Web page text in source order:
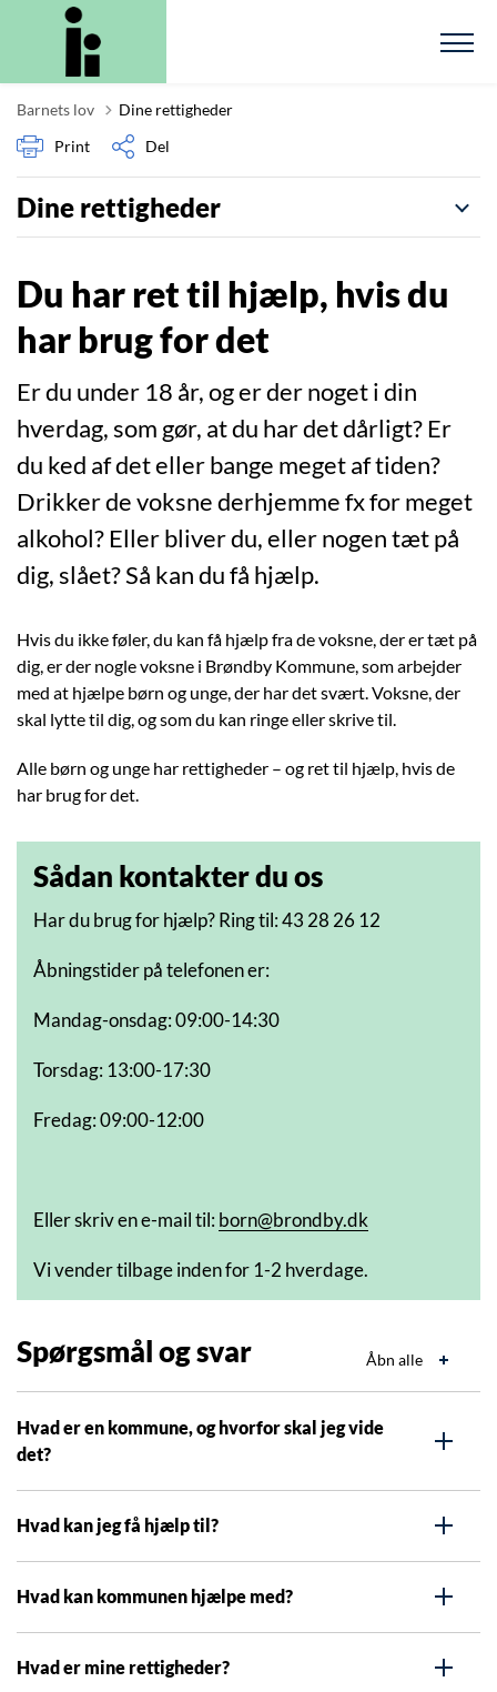
Barnets lov
Dine rettigheder
Print
Del
Dine rettigheder
Du har ret til hjælp, hvis du
har brug for det
Er du under 18 år, og er der noget i din
hverdag, som gør, at du har det dårligt? Er
du ked af det eller bange meget af tiden?
Drikker de voksne derhjemme fx for meget
alkohol? Eller bliver du, eller nogen tæt på
dig, slået? Så kan du få hjælp.
Hvis du ikke føler, du kan få hjælp fra de voksne, der er tæt på
dig, er der nogle voksne i Brøndby Kommune, som arbejder
med at hjælpe børn og unge, der har det svært. Voksne, der
skal lytte til dig, og som du kan ringe eller skrive til.
Alle børn og unge har rettigheder – og ret til hjælp, hvis de
har brug for det.
Sådan kontakter du os
Har du brug for hjælp? Ring til: 43 28 26 12
Åbningstider på telefonen er:
Mandag-onsdag: 09:00-14:30
Torsdag: 13:00-17:30
Fredag: 09:00-12:00
Eller skriv en e-mail til: born@brondby.dk
Vi vender tilbage inden for 1-2 hverdage.
Spørgsmål og svar Åbn alle
Hvad er en kommune, og hvorfor skal jeg vide
det?
Hvad kan jeg få hjælp til?
Hvad kan kommunen hjælpe med?
Hvad er mine rettigheder?